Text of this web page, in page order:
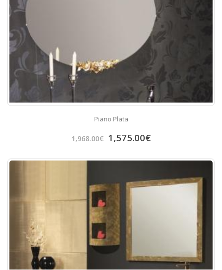
Piano Plata
1,968.00€ 1,575.00€